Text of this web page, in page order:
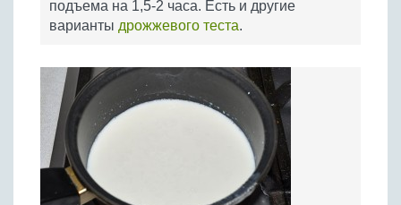
подъема на 1,5-2 часа. Есть и другие
варианты дрожжевого теста.